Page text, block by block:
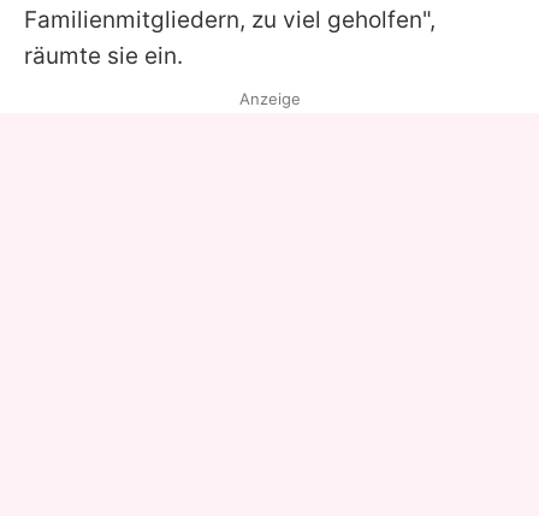
Familienmitgliedern, zu viel geholfen",
räumte sie ein.
Anzeige